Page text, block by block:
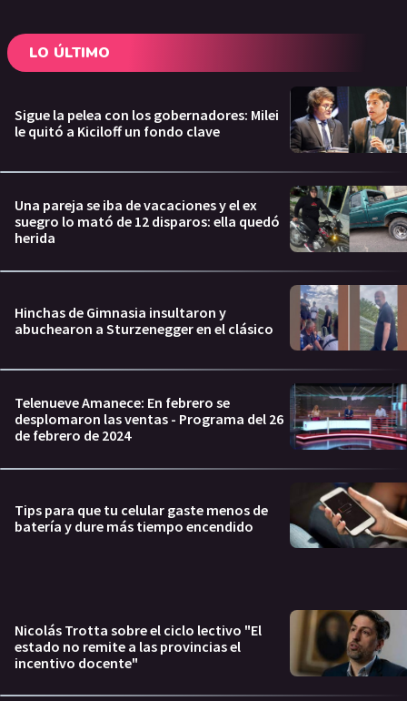
LO ÚLTIMO
Sigue la pelea con los gobernadores: Milei
le quitó a Kiciloff un fondo clave
Una pareja se iba de vacaciones y el ex
suegro lo mató de 12 disparos: ella quedó
herida
Hinchas de Gimnasia insultaron y
abuchearon a Sturzenegger en el clásico
Telenueve Amanece: En febrero se
desplomaron las ventas - Programa del 26
de febrero de 2024
Tips para que tu celular gaste menos de
batería y dure más tiempo encendido
Nicolás Trotta sobre el ciclo lectivo "El
estado no remite a las provincias el
incentivo docente"